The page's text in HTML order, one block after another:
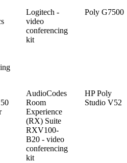
Logitech -
video
conferencing
kit
Poly G7500
AudioCodes
Room
Experience
(RX) Suite
RXV100-
B20 - video
conferencing
kit
HP Poly
Studio V52